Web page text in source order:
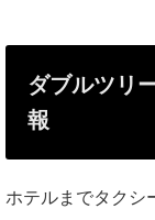
ダブルツリ
報
ホテルまでタクシ